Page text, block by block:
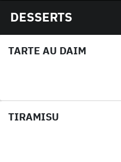
DESSERTS
TARTE AU DAIM
TIRAMISU